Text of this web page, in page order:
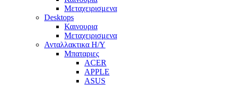
Μεταχειρισμενα
Desktops
Καινουρια
Μεταχειρισμενα
Ανταλλακτικα H/Y
Μπαταριες
ACER
APPLE
ASUS